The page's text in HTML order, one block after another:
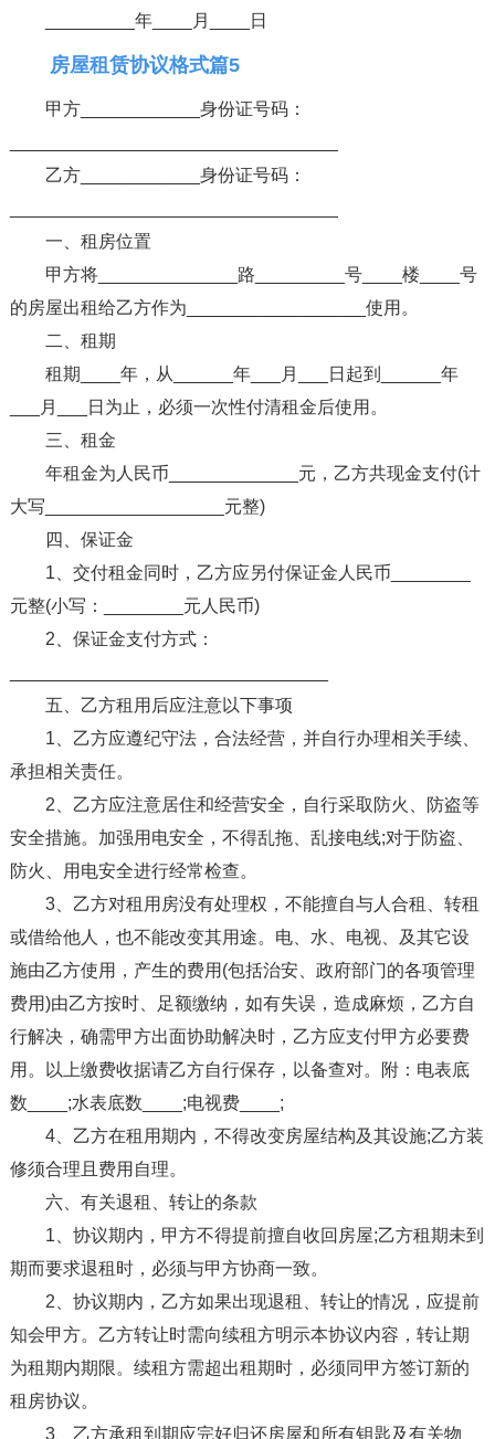
_________年____月____日
房屋租赁协议格式篇5
甲方____________身份证号码：
乙方____________身份证号码：
一、租房位置
甲方将______________路_________号____楼____号
的房屋出租给乙方作为__________________使用。
二、租期
租期____年，从______年___月___日起到______年
___月___日为止，必须一次性付清租金后使用。
三、租金
年租金为人民币_____________元，乙方共现金支付(计
大写__________________元整)
四、保证金
1、交付租金同时，乙方应另付保证金人民币________
元整(小写：________元人民币)
2、保证金支付方式：
五、乙方租用后应注意以下事项
1、乙方应遵纪守法，合法经营，并自行办理相关手续、
承担相关责任。
2、乙方应注意居住和经营安全，自行采取防火、防盗等
安全措施。加强用电安全，不得乱拖、乱接电线;对于防盗、
防火、用电安全进行经常检查。
3、乙方对租用房没有处理权，不能擅自与人合租、转租
或借给他人，也不能改变其用途。电、水、电视、及其它设
施由乙方使用，产生的费用(包括治安、政府部门的各项管理
费用)由乙方按时、足额缴纳，如有失误，造成麻烦，乙方自
行解决，确需甲方出面协助解决时，乙方应支付甲方必要费
用。以上缴费收据请乙方自行保存，以备查对。附：电表底
数____;水表底数____;电视费____;
4、乙方在租用期内，不得改变房屋结构及其设施;乙方装
修须合理且费用自理。
六、有关退租、转让的条款
1、协议期内，甲方不得提前擅自收回房屋;乙方租期未到
期而要求退租时，必须与甲方协商一致。
2、协议期内，乙方如果出现退租、转让的情况，应提前
知会甲方。乙方转让时需向续租方明示本协议内容，转让期
为租期内期限。续租方需超出租期时，必须同甲方签订新的
租房协议。
3、乙方承租到期应完好归还房屋和所有钥匙及有关物